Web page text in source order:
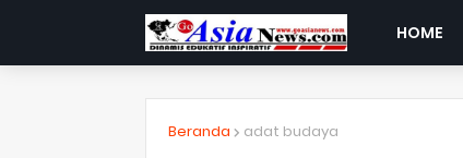
HOME
Beranda adat budaya